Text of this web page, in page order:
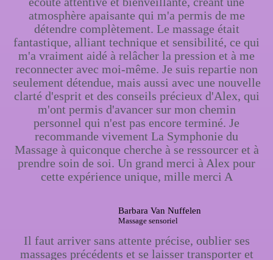
atmosphère apaisante qui m'a permis de me
détendre complètement. Le massage était
fantastique, alliant technique et sensibilité, ce qui
m'a vraiment aidé à relâcher la pression et à me
reconnecter avec moi-même. Je suis repartie non
seulement détendue, mais aussi avec une nouvelle
clarté d'esprit et des conseils précieux d'Alex, qui
m'ont permis d'avancer sur mon chemin
personnel qui n'est pas encore terminé. Je
recommande vivement La Symphonie du
Massage à quiconque cherche à se ressourcer et à
prendre soin de soi. Un grand merci à Alex pour
cette expérience unique, mille merci A
Barbara Van Nuffelen
Massage sensoriel
Il faut arriver sans attente précise, oublier ses
massages précédents et se laisser transporter et